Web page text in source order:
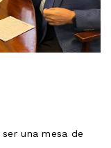
ser una mesa de